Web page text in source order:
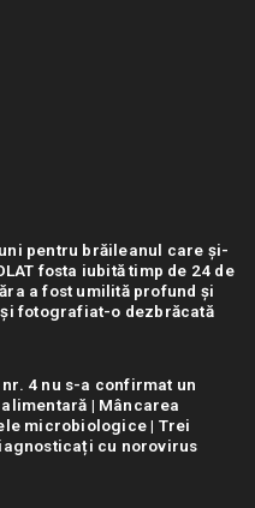
pentru brăileanul care și-
fosta iubită timp de 24 de
a fost umilită profund și
fotografiat-o dezbrăcată
nr. 4 nu s-a confirmat un
| Mâncarea
microbiologice | Trei
cu norovirus